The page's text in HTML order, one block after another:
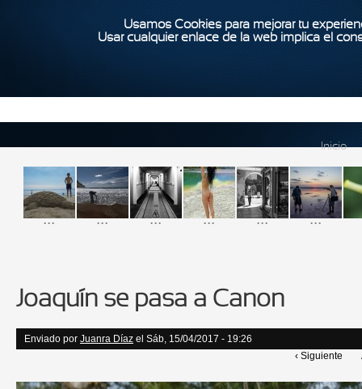
Usamos Cookies para mejorar tu
Usar cualquier enlace de la web implica el
Inicio
... ... ... ... ... ...
Joaquín se pasa a Canon
Enviado por Juanra Díaz el Sáb, 15/04/2017 - 19:26
‹ Siguiente